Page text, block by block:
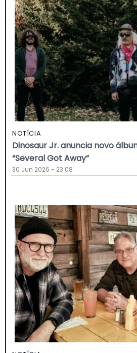
NOTÍCIA
Dinosaur Jr. anuncia novo
“Several Got Away”
30 Jun 2026 - 23:08